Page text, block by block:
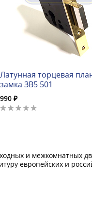
Латунная торцевая
замка ЗВ5 501
990 ₽
и межкомнатных
европейских и